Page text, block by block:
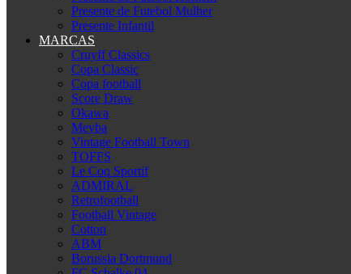
Presente de Futebol Mulher
Presente Infantil
MARCAS
Cruyff Classics
Copa Classic
Copa football
Score Draw
Okawa
Meyba
Vintage Football Town
TOFFS
Le Coq Sportif
ADMIRAL
Retrofootball
Football Vintage
Cotton
ABM
Borussia Dortmund